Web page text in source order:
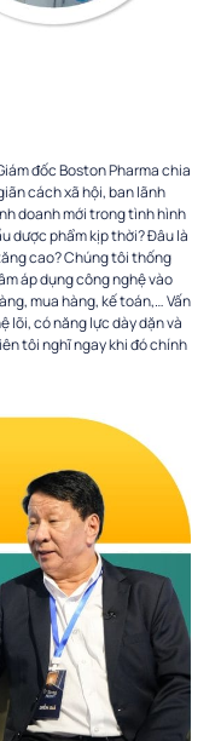
đốc Boston Pharma chia
cách xã hội, ban lãnh
doanh mới trong tình hình
dược phẩm kịp thời? Đâu là
cao? Chúng tôi thống
áp dụng công nghệ vào
mua hàng, kế toán,… Vấn
lõi, có năng lực dày dặn và
tôi nghĩ ngay khi đó chính